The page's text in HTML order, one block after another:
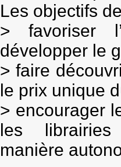
Les objectifs
> favoriser
développer le
> faire
le prix unique
> encourager
les
manière